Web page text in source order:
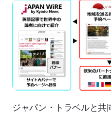
ジャパン・トラベルと共